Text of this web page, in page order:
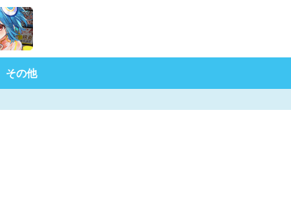
その他